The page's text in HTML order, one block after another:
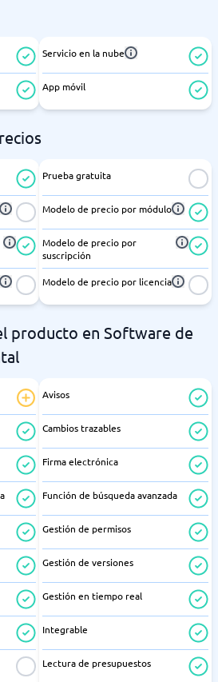
Servicio en la nube
App móvil
Prueba gratuita
Modelo de precio por módulo
Modelo de precio por
suscripción
Modelo de precio por licencia
producto en Software de
Avisos
Cambios trazables
Firma electrónica
Función de búsqueda avanzada
Gestión de permisos
Gestión de versiones
Gestión en tiempo real
Integrable
Lectura de presupuestos